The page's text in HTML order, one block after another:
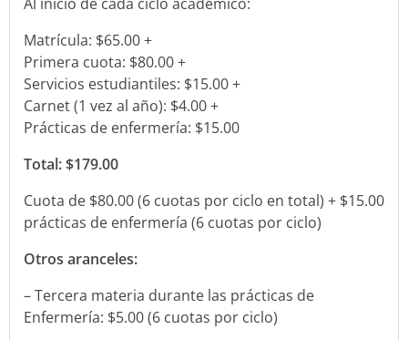
Matrícula: $65.00 +
Primera cuota: $80.00 +
Servicios estudiantiles: $15.00 +
Carnet (1 vez al año): $4.00 +
Prácticas de enfermería: $15.00
Total: $179.00
Cuota de $80.00 (6 cuotas por ciclo en total) + $15.00
prácticas de enfermería (6 cuotas por ciclo)
Otros aranceles:
– Tercera materia durante las prácticas de
Enfermería: $5.00 (6 cuotas por ciclo)